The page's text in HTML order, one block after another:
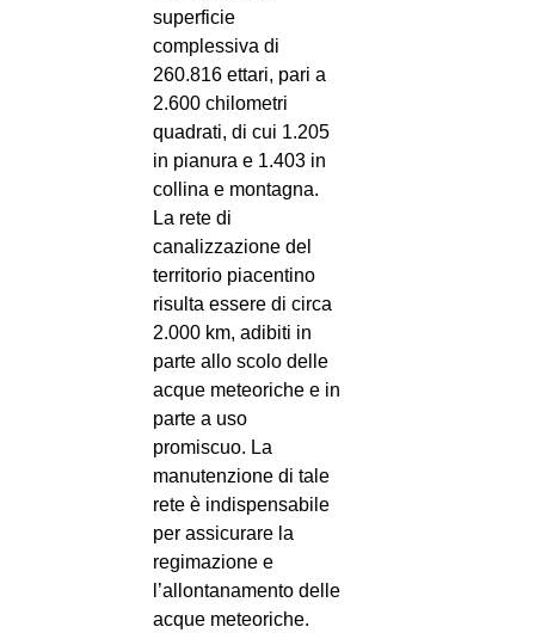
superficie
complessiva di
260.816 ettari, pari a
2.600 chilometri
quadrati, di cui 1.205
in pianura e 1.403 in
collina e montagna.
La rete di
canalizzazione del
territorio piacentino
risulta essere di circa
2.000 km, adibiti in
parte allo scolo delle
acque meteoriche e in
parte a uso
promiscuo. La
manutenzione di tale
rete è indispensabile
per assicurare la
regimazione e
l’allontanamento delle
acque meteoriche.